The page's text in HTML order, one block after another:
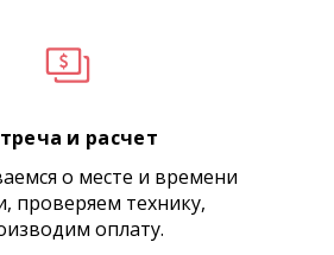
и расчет
о месте и времени
проверяем технику,
оплату.